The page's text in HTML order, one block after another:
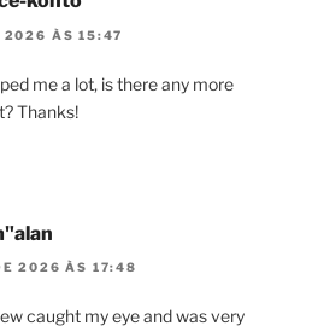
2026 ÀS 15:47
me a lot, is there any more
Thanks!
2026 ÀS 17:48
caught my eye and was very